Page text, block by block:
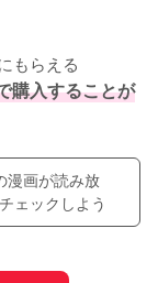
もらえる
購入することが
漫画が読み放
ェックしよう